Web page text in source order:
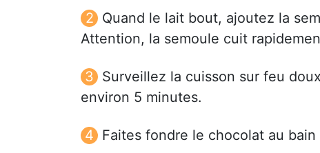
Quand le lait bout, ajoutez la
Attention, la semoule cuit
Surveillez la cuisson sur feu
environ 5 minutes.
Faites fondre le chocolat au bain